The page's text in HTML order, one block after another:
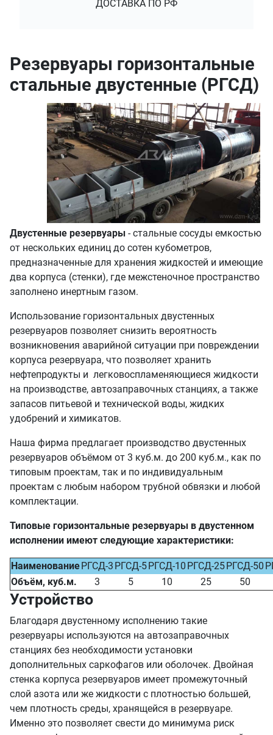
Резервуары горизонтальные
стальные двустенные (РГСД)
Двустенные резервуары- стальные сосуды емкостью
от нескольких единиц до сотен кубометров,
предназначенные для хранения жидкостей и имеющие
два корпуса (стенки), где межстеночное пространство
заполнено инертным газом.
резервуаров позволяет снизить вероятность
возникновения аварийной ситуации при повреждении
корпуса резервуара, что позволяет хранить
нефтепродукты и легковоспламеняющиеся жидкости
на производстве, автозаправочных станциях, а также
запасов питьевой и технической воды, жидких
удобрений и химикатов.
резервуаров объёмом от 3 куб.м. до 200 куб.м., как по
типовым проектам, так и по индивидуальным
проектам с любым набором трубной обвязки и любой
комплектации.
исполнении имеют следующие характеристики:
НаименованиеРГСД-3РГСД-5РГСД-10РГСД-25РГСД-50
Объём, куб.м.
3 5 10 25 50
Устройство
резервуары используются на автозаправочных
станциях без необходимости установки
дополнительных саркофагов или оболочек. Двойная
стенка корпуса резервуаров имеет промежуточный
слой азота или же жидкости с плотностью большей,
чем плотность среды, хранящейся в резервуаре.
Именно это позволяет свести до минимума риск
утечки нефтепродуктов при возникновении аварий.